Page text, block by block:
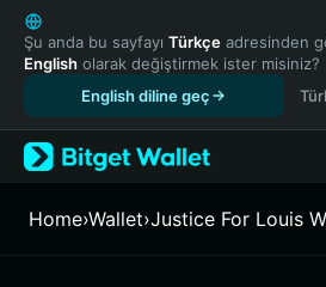
English
日本語
Tiếng Việt
Español (Latinoamérica)
Türkçe
Français
Şu anda bu sayfayı Türkçe adresinden
English olarak değiştirmek ister misiniz?
English diline geç
Home›Wallet›Justice For Louis